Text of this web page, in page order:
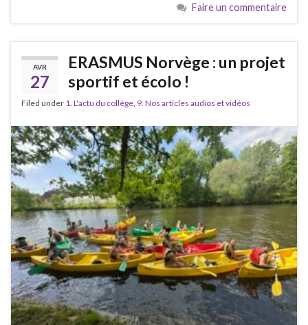
Faire un commentaire
AVR
27
ERASMUS Norvège : un projet
sportif et écolo !
Filed under 1. L'actu du collège 9. Nos articles audios et vidéos